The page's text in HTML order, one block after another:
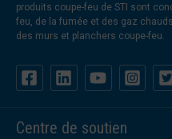
produits coupe-feu de STI sont
feu, de la fumée et des gaz
des murs et planchers coupe-feu.
Centre de soutien